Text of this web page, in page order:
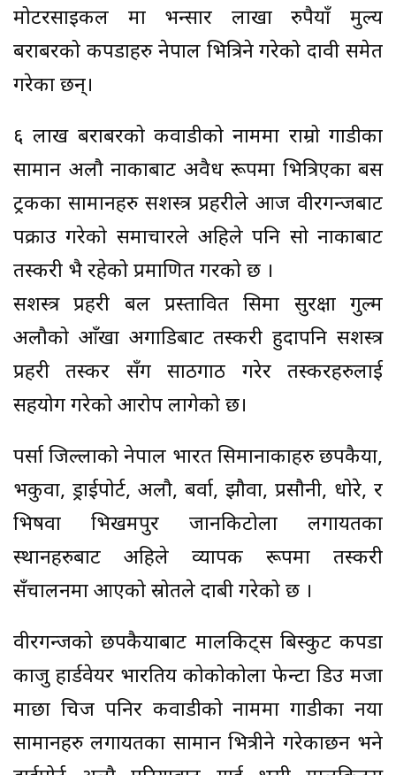
मोटरसाइकल मा भन्सार लाखौं रुपैयाँ मुल्य
बराबरको कपडाहरु नेपाल भित्रिने गरेको दावी समेत
गरेका छन्।
६ लाख बराबरको कवाडीको नाममा राम्रो गाडीका
सामान अलौ नाकाबाट अवैध रूपमा भित्रिएका बस
ट्रकका सामानहरु सशस्त्र प्रहरीले आज वीरगन्जबाट
पक्राउ गरेको समाचारले अहिले पनि सो नाकाबाट
तस्करी भै रहेको प्रमाणित गरको छ ।
सशस्त्र प्रहरी बल प्रस्तावित सिमा सुरक्षा गुल्म
अलौको आँखा अगाडिबाट तस्करी हुदापनि सशस्त्र
प्रहरी तस्कर सँग साठगाठ गरेर तस्करहरुलाई
सहयोग गरेको आरोप लागेको छ।
पर्सा जिल्लाको नेपाल भारत सिमानाकाहरु छपकैया,
भकुवा, ड्राईपोर्ट, अलौ, बर्वा, झौवा, प्रसौनी, धोरे, र
भिषवा भिखमपुर जानकिटोला लगायतका
स्थानहरुबाट अहिले व्यापक रूपमा तस्करी
सँचालनमा आएको स्रोतले दाबी गरेको छ ।
वीरगन्जको छपकैयाबाट मालकिट्स बिस्कुट कपडा
काजु हार्डवेयर भारतिय कोकोकोला फेन्टा डिउ मजा
माछा चिज पनिर कवाडीको नाममा गाडीका नया
सामानहरु लगायतका सामान भित्रीने गरेकाछन भने